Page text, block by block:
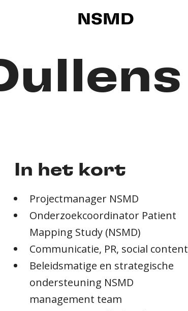
NSMD
In het kort
Projectmanager NSMD
Onderzoekcoordinator Patient
Mapping Study (NSMD)
Communicatie, PR, social content
Beleidsmatige en strategische
ondersteuning NSMD
management team